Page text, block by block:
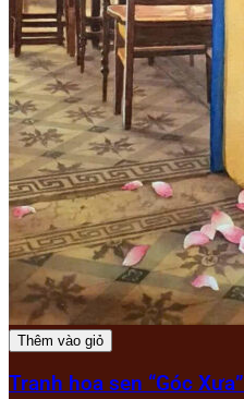
Thêm vào giỏ
Tranh hoa sen “Góc Xưa”